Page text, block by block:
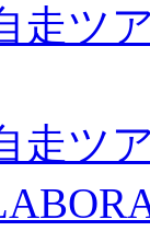
走ツ
走ツ